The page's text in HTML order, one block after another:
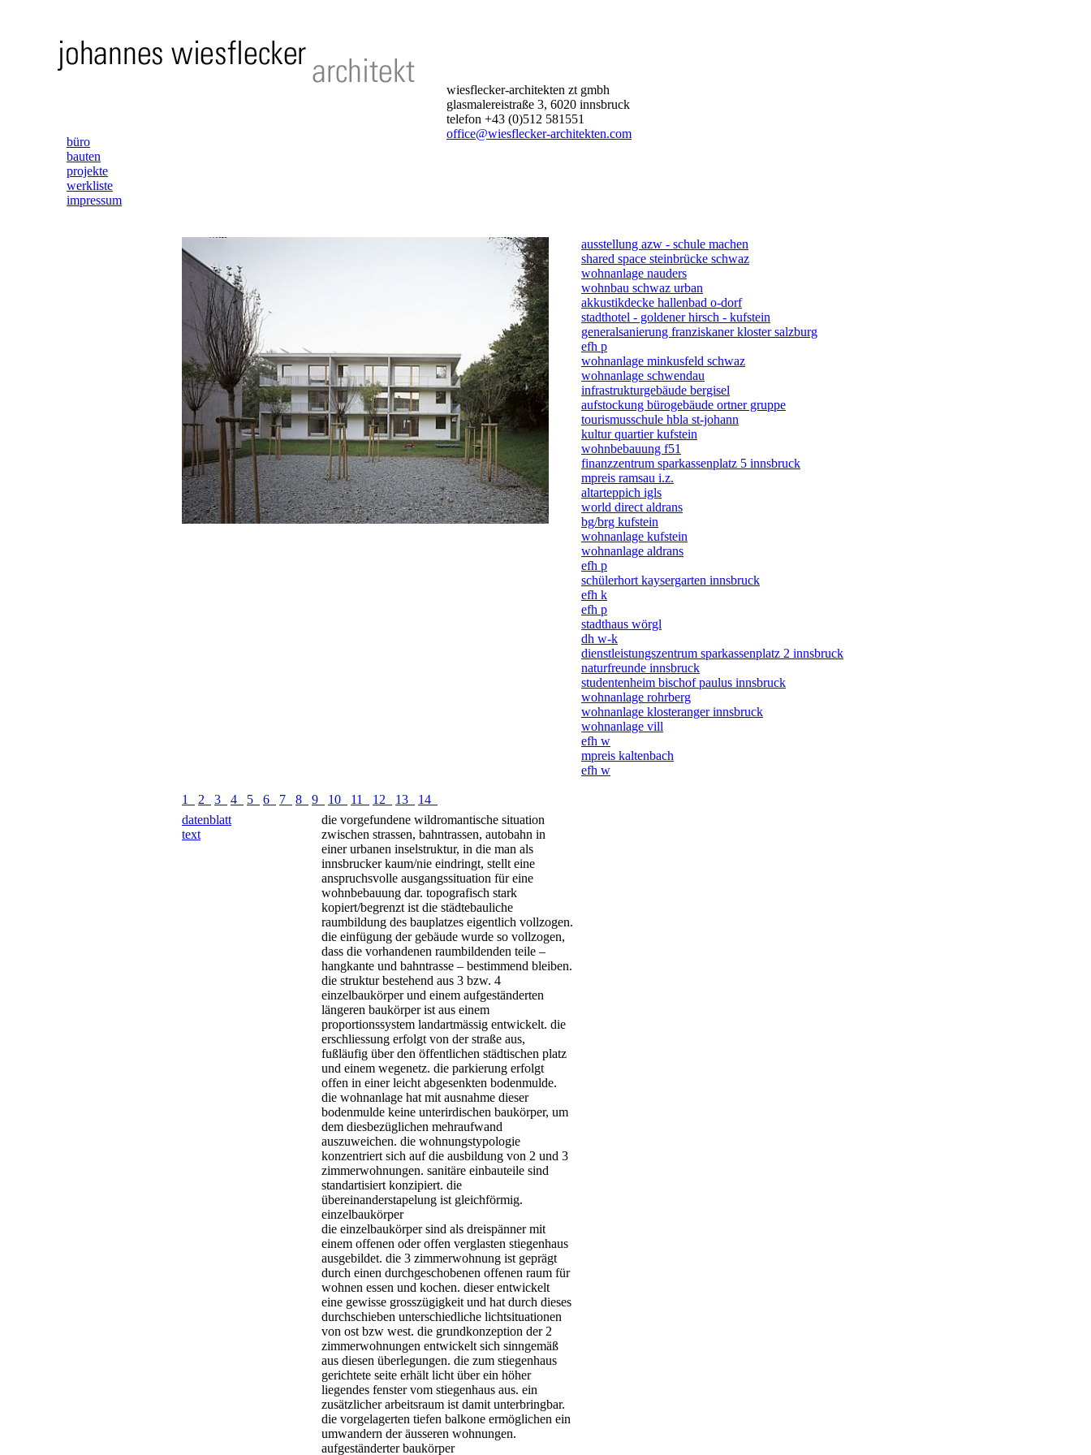
büro
bauten
projekte
werkliste
impressum
wiesflecker-architekten zt gmbh
glasmalereistraße 3, 6020 innsbruck
telefon +43 (0)512 581551
office@wiesflecker-architekten.com
ausstellung azw - schule machen
shared space steinbrücke schwaz
wohnanlage nauders
wohnbau schwaz urban
akkustikdecke hallenbad o-dorf
stadthotel - goldener hirsch - kufstein
generalsanierung franziskaner kloster salzburg
efh p
wohnanlage minkusfeld schwaz
wohnanlage schwendau
infrastrukturgebäude bergisel
aufstockung bürogebäude ortner gruppe
tourismusschule hbla st-johann
kultur quartier kufstein
wohnbebauung f51
finanzzentrum sparkassenplatz 5 innsbruck
mpreis ramsau i.z.
altarteppich igls
world direct aldrans
bg/brg kufstein
wohnanlage kufstein
wohnanlage aldrans
efh p
schülerhort kaysergarten innsbruck
efh k
efh p
stadthaus wörgl
dh w-k
dienstleistungszentrum sparkassenplatz 2 innsbruck
naturfreunde innsbruck
studentenheim bischof paulus innsbruck
wohnanlage rohrberg
wohnanlage klosteranger innsbruck
wohnanlage vill
efh w
mpreis kaltenbach
efh w
1 2 3 4 5 6 7 8 9 10 11 12 13
14
datenblatt
text
die vorgefundene wildromantische situation
zwischen strassen, bahntrassen, autobahn in
einer urbanen inselstruktur, in die man als
innsbrucker kaum/nie eindringt, stellt eine
anspruchsvolle ausgangssituation für eine
wohnbebauung dar. topografisch stark
kopiert/begrenzt ist die städtebauliche
raumbildung des bauplatzes eigentlich vollzogen.
die einfügung der gebäude wurde so vollzogen,
dass die vorhandenen raumbildenden teile –
hangkante und bahntrasse – bestimmend bleiben.
die struktur bestehend aus 3 bzw. 4
einzelbaukörper und einem aufgeständerten
längeren baukörper ist aus einem
proportionssystem landartmässig entwickelt. die
erschliessung erfolgt von der straße aus,
fußläufig über den öffentlichen städtischen platz
und einem wegenetz. die parkierung erfolgt
offen in einer leicht abgesenkten bodenmulde.
die wohnanlage hat mit ausnahme dieser
bodenmulde keine unterirdischen baukörper, um
dem diesbezüglichen mehraufwand
auszuweichen. die wohnungstypologie
konzentriert sich auf die ausbildung von 2 und 3
zimmerwohnungen. sanitäre einbauteile sind
standartisiert konzipiert. die
übereinanderstapelung ist gleichförmig.
einzelbaukörper
die einzelbaukörper sind als dreispänner mit
einem offenen oder offen verglasten stiegenhaus
ausgebildet. die 3 zimmerwohnung ist geprägt
durch einen durchgeschobenen offenen raum für
wohnen essen und kochen. dieser entwickelt
eine gewisse grosszügigkeit und hat durch dieses
durchschieben unterschiedliche lichtsituationen
von ost bzw west. die grundkonzeption der 2
zimmerwohnungen entwickelt sich sinngemäß
aus diesen überlegungen. die zum stiegenhaus
gerichtete seite erhält licht über ein höher
liegendes fenster vom stiegenhaus aus. ein
zusätzlicher arbeitsraum ist damit unterbringbar.
die vorgelagerten tiefen balkone ermöglichen ein
umwandern der äusseren wohnungen.
aufgeständerter baukörper